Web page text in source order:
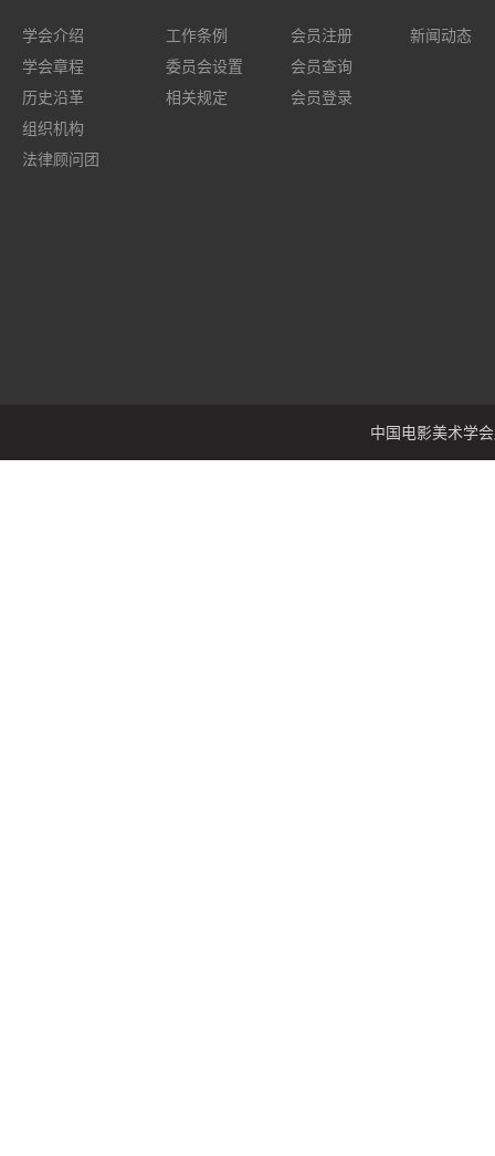
学会介绍
学会章程
历史沿革
组织机构
法律顾问团
工作条例
委员会设置
相关规定
会员注册
会员查询
会员登录
新闻动态
中国电影美术学